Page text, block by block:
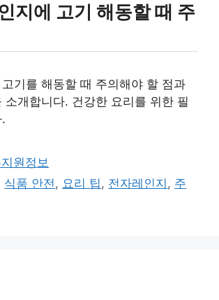
지에 고기 해동할 때 주
기를 해동할 때 주의해야 할 점과
소개합니다. 건강한 요리를 위한 필
원정보
식품 안전, 요리 팁, 전자레인지 , 주